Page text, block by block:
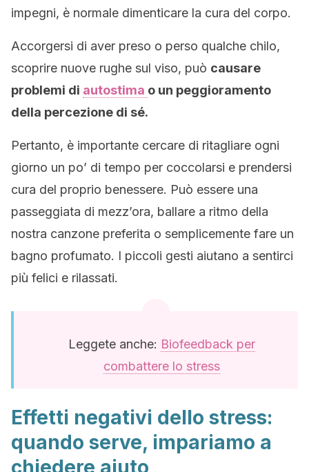
impegni, è normale dimenticare la cura del corpo.
Accorgersi di aver preso o perso qualche chilo,
scoprire nuove rughe sul viso, può causare
problemi di autostima o un peggioramento
della percezione di sé.
Pertanto, è importante cercare di ritagliare ogni
giorno un po’ di tempo per coccolarsi e prendersi
cura del proprio benessere. Può essere una
passeggiata di mezz’ora, ballare a ritmo della
nostra canzone preferita o semplicemente fare un
bagno profumato. I piccoli gesti aiutano a sentirci
più felici e rilassati.
Leggete anche: Biofeedback per
combattere lo stress
Effetti negativi dello stress:
quando serve, impariamo a
chiedere aiuto